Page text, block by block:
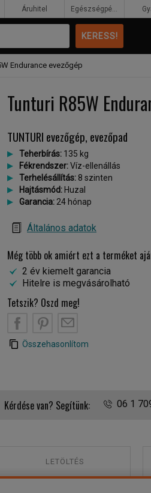
Endurance evezőgép
Tunturi R85W
TUNTURI evezőgép, evezőpad
Teherbírás: 135 kg
Fékrendszer:Víz-ellenállás
Terhelésállítás: 8 szinten
Hajtásmód: Huzal
Garancia: 24 hónap
Általános adatok
Még több ok amiért ezt a terméket
2 év kiemelt garancia
Hitelre is megvásárolható
Tetszik? Oszd meg!
Összehasonlítom
Kérdése van? Segítünk: 06 1
LETÖLTÉS
Áruhitel Egészségpénztár